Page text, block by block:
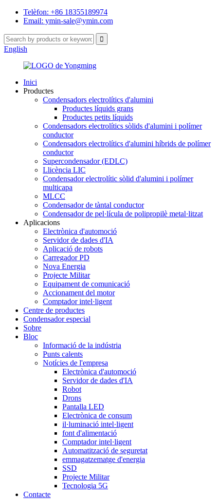
Telèfon: +86 18355189974
Email: ymin-sale@ymin.com
English
Inici
Productes
Condensadors electrolítics d'alumini
Productes líquids grans
Productes petits líquids
Condensadors electrolítics sòlids d'alumini i polímer
conductor
Condensadors electrolítics d'alumini híbrids de polímer
conductor
Supercondensador (EDLC)
Llicència LIC
Condensador electrolític sòlid d'alumini i polímer
multicapa
MLCC
Condensador de tàntal conductor
Condensador de pel·lícula de polipropilè metal·litzat
Aplicacions
Electrònica d'automoció
Servidor de dades d'IA
Aplicació de robots
Carregador PD
Nova Energia
Projecte Militar
Equipament de comunicació
Accionament del motor
Comptador intel·ligent
Centre de productes
Condensador especial
Sobre
Bloc
Informació de la indústria
Punts calents
Notícies de l'empresa
Electrònica d'automoció
Servidor de dades d'IA
Robot
Drons
Pantalla LED
Electrònica de consum
il·luminació intel·ligent
font d'alimentació
Comptador intel·ligent
Automatització de seguretat
emmagatzematge d'energia
SSD
Projecte Militar
Tecnologia 5G
Contacte